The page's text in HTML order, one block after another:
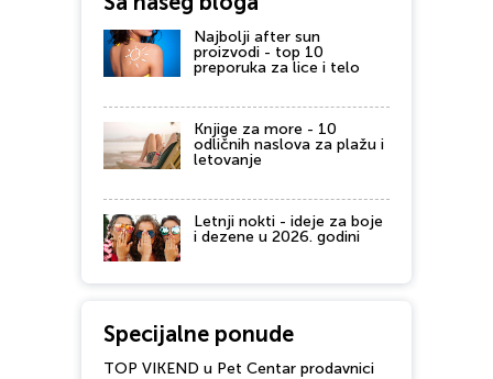
Najbolji after sun
proizvodi - top 10
preporuka za lice i telo
Knjige za more - 10
odličnih naslova za plažu i
letovanje
Letnji nokti - ideje za boje
i dezene u 2026. godini
Specijalne ponude
TOP VIKEND u Pet Centar prodavnici